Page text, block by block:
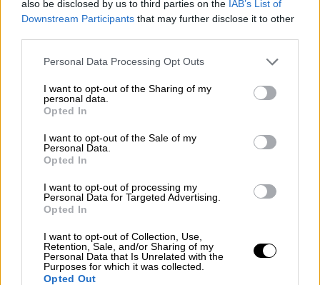
also be disclosed by us to third parties on the IAB’s List of
Downstream Participants that may further disclose it to other
Please note that this website/app uses one or more Google
not limited to your visit or usage behaviour. You may click to
grant or deny consent to Google and its third-party tags to
use your data for below specified purposes in below Google
consent section.
Personal Data Processing Opt Outs
I want to opt-out of the Sharing of my
personal data.
Opted In
I want to opt-out of the Sale of my
Personal Data.
Opted In
I want to opt-out of processing my
Personal Data for Targeted Advertising.
Opted In
I want to opt-out of Collection, Use,
Retention, Sale, and/or Sharing of my
Personal Data that Is Unrelated with the
Purposes for which it was collected.
Opted Out
Μίχος, υποστηρίζει ότιδεν έχει βιάσει το
αλλά παραδέχεται ότι την έχει
σεξουαλική επαφή.
Την ίδια όμως στιγμή υποστηρίζει ότι του
είπε πως ήταν
πίστεψε…, ενώ αν ήξερε την πραγματική της
ηλικία δεν θα την προσέγγιζε. Ο άνδρας
δήλωσε πως η 12χρονη ήταν εκείνη που τον
είχε προσεγγίσει μέσω τηςδιαδικτυακής
εφαρμογής και του έστελνε επίμονα
συμπλήρωσε πως του είχε αποκρύψει την
πραγματική της ηλικία.